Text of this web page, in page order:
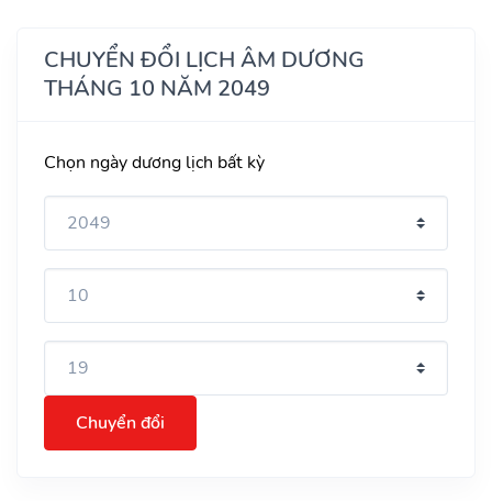
CHUYỂN ĐỔI LỊCH ÂM DƯƠNG
THÁNG 10 NĂM 2049
Chọn ngày dương lịch bất kỳ
Chuyển đổi